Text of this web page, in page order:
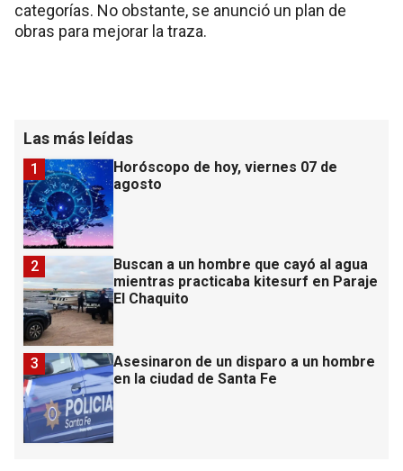
categorías. No obstante, se anunció un plan de
obras para mejorar la traza.
Las más leídas
Horóscopo de hoy, viernes 07 de
agosto
1
Buscan a un hombre que cayó al agua
mientras practicaba kitesurf en Paraje
El Chaquito
2
Asesinaron de un disparo a un hombre
en la ciudad de Santa Fe
3